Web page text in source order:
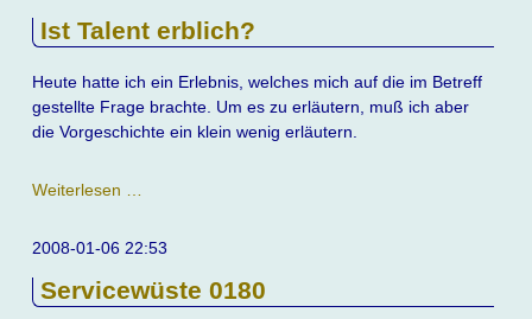
Ist Talent erblich?
Heute hatte ich ein Erlebnis, welches mich auf die im Betreff
gestellte Frage brachte. Um es zu erläutern, muß ich aber
die Vorgeschichte ein klein wenig erläutern.
Weiterlesen …
erblich?
2008-01-06 22:53
Servicewüste 0180